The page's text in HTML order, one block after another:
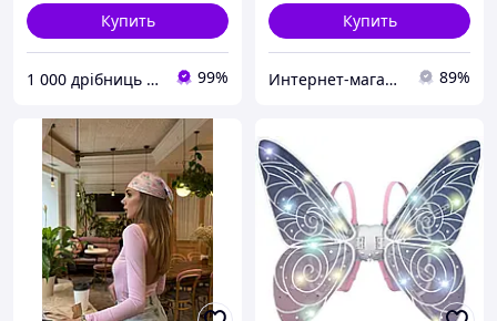
Купить
1 000 дрібниць VDN 99%
Купить
Интернет-магазин VITALON 89%